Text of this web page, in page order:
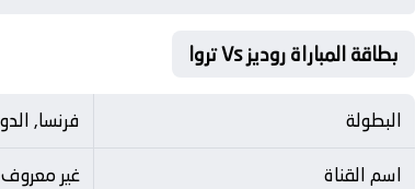
بطاقة المباراة روديز Vs تروا
البطولة
فرنسا,
اسم القناة
غير معروف